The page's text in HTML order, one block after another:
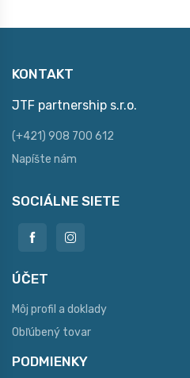
KONTAKT
JTF partnership s.r.o.
(+421) 908 700 612
Napíšte nám
SOCIÁLNE SIETE
ÚČET
Môj profil a doklady
Obľúbený tovar
PODMIENKY